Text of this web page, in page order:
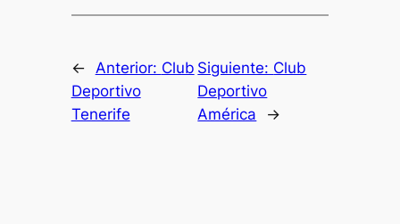
← Anterior: Club
Deportivo
Tenerife
Siguiente: Club
Deportivo
América
→